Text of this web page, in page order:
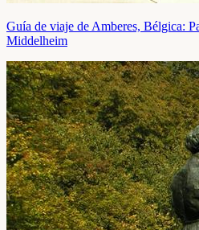
Guía de viaje de Amberes, Bélgica:
Middelheim